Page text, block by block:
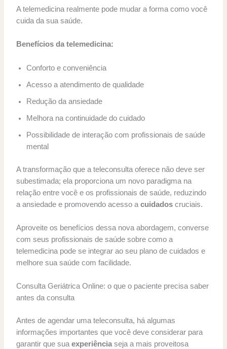
A telemedicina realmente pode mudar a forma como você
cuida da sua saúde.
Benefícios da telemedicina:
Conforto e conveniência
Acesso a atendimento de qualidade
Redução da ansiedade
Melhora na continuidade do cuidado
Possibilidade de interação com profissionais de saúde
mental
A transformação que a teleconsulta oferece não deve ser
subestimada; ela proporciona um novo paradigma na
relação entre você e os profissionais de saúde, reduzindo
a ansiedade e promovendo acesso a cuidadoscruciais.
Aproveite os benefícios dessa nova abordagem, converse
com seus profissionais de saúde sobre como a
telemedicina pode se integrar ao seu plano de cuidados e
melhore sua saúde com facilidade.
Consulta Geriátrica Online: o que o paciente precisa saber
antes da consulta
Antes de agendar uma teleconsulta, há algumas
informações importantes que você deve considerar para
garantir que sua experiênciaseja a mais proveitosa